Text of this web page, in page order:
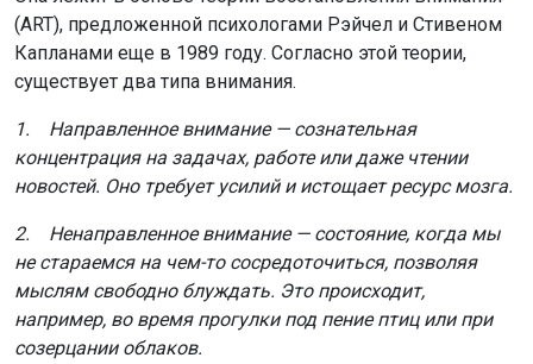
(ART), предложенной психологами Рэйчел и Стивеном
Капланами еще в 1989 году. Согласно этой теории,
существует два типа внимания.
1. Направленное внимание — сознательная
концентрация на задачах, работе или даже чтении
новостей. Оно требует усилий и истощает ресурс мозга.
2. Ненаправленное внимание — состояние, когда мы
не стараемся на чем-то сосредоточиться, позволяя
мыслям свободно блуждать. Это происходит,
например, во время прогулки под пение птиц или при
созерцании облаков.